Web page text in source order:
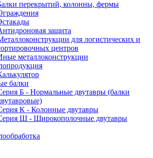
перекрытий, колонны, фермы
защита
для логистических и
центров
металлоконструкции
балки
Б - Нормальные двутавры (балки
К - Колонные двутавры
Ш - Широкополочные двутавры